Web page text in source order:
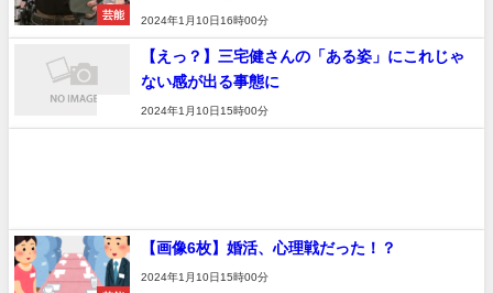
芸能
2024年1月10日16時00分
【えっ？】三宅健さんの「ある姿」にこれじゃ
ない感が出る事態に
2024年1月10日15時00分
【画像6枚】婚活、心理戦だった！？
2024年1月10日15時00分